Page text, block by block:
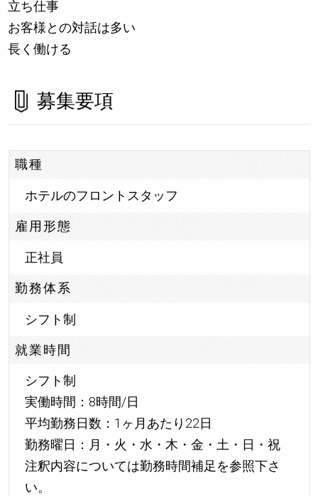
立ち仕事
お客様との対話は多い
長く働ける
募集要項
職種
ホテルのフロントスタッフ
雇用形態
正社員
勤務体系
シフト制
就業時間
シフト制
実働時間：8時間/日
平均勤務日数：1ヶ月あたり22日
勤務曜日：月・火・水・木・金・土・日・祝
注釈内容については勤務時間補足を参照下さ
い。